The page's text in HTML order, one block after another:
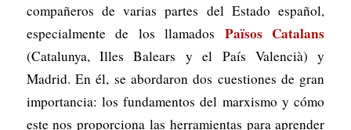
compañeros de varias partes del Estado español,
especialmente de los llamados Països Catalans
(Catalunya, Illes Balears y el País Valencià) y
Madrid. En él, se abordaron dos cuestiones de gran
importancia: los fundamentos del marxismo y cómo
este nos proporciona las herramientas para aprender